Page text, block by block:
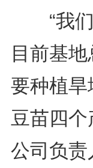
“我们
目前基
要种植
豆苗四
公司负